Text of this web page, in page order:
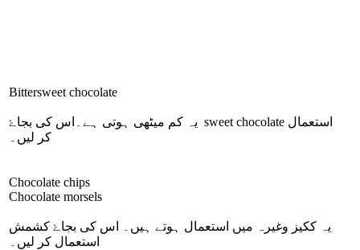
Bittersweet chocolate
sweet chocolate
کر لیں۔
Chocolate chips
Chocolate morsels
یہ ککیز وغیرہ میں استعمال ہوتے ہیں۔ اس کی بجاۓ کشمش
استعمال کر لیں۔